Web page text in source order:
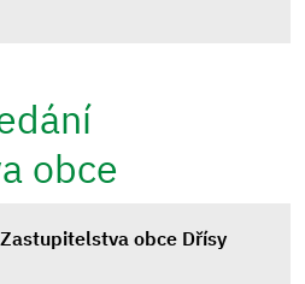
obce
obce Dřísy